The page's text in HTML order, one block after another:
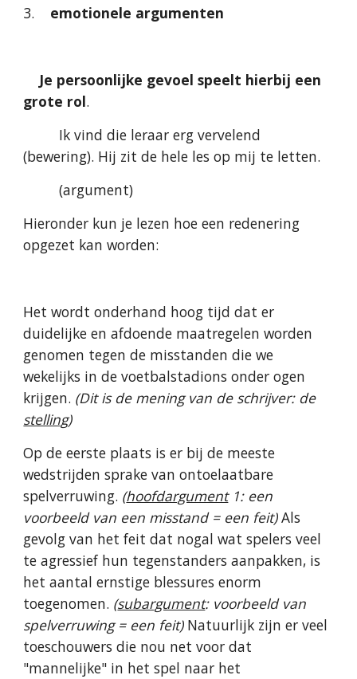
3. emotionele argumenten
Je persoonlijke gevoel speelt hierbij een
grote rol.
(bewering). Hij zit de hele les op mij te letten.
         (argument)
Hieronder kun je lezen hoe een redenering
opgezet kan worden:
Het wordt onderhand hoog tijd dat er
duidelijke en afdoende maatregelen worden
genomen tegen de misstanden die we
wekelijks in de voetbalstadions onder ogen
krijgen.
(Dit is de mening van de schrijver: de
stelling)
Op de eerste plaats is er bij de meeste
wedstrijden sprake van ontoelaatbare
spelverruwing. (hoofdargument 1: een
voorbeeld van een misstand = een feit) Als
gevolg van het feit dat nogal wat spelers veel
te agressief hun tegenstanders aanpakken, is
het aantal ernstige blessures enorm
toegenomen. (subargument: voorbeeld van
spelverruwing = een feit) Natuurlijk zijn er veel
toeschouwers die nou net voor dat
"mannelijke" in het spel naar het